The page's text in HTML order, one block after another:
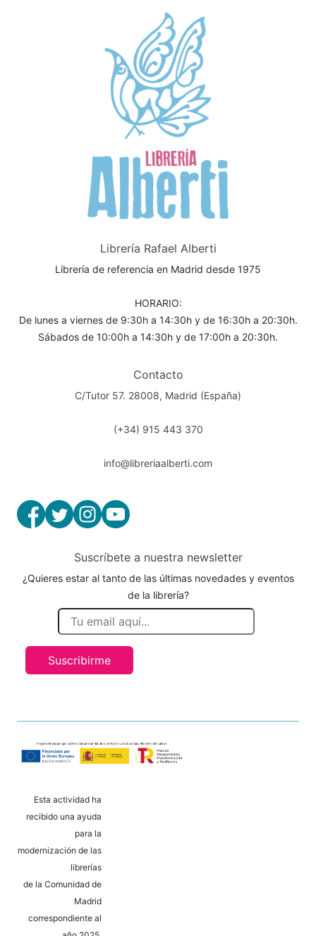
Librería Rafael Alberti
Librería de referencia en Madrid desde 1975
HORARIO:
De lunes a viernes de 9:30h a 14:30h y de 16:30h a 20:30h.
Sábados de 10:00h a 14:30h y de 17:00h a 20:30h.
Contacto
C/Tutor 57. 28008, Madrid (España)
(+34) 915 443 370
info@libreriaalberti.com
Suscríbete a nuestra newsletter
¿Quieres estar al tanto de las últimas novedades y eventos
de la librería?
Suscribirme
Esta actividad ha
recibido una ayuda
para la
modernización de las
librerías
de la Comunidad de
Madrid
correspondiente al